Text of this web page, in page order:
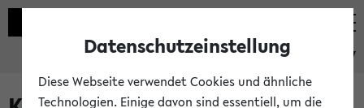
eKVV
Datenschutzeinstellung
Diese Webseite verwendet Cookies und ähnliche
Technologien. Einige davon sind essentiell, um die